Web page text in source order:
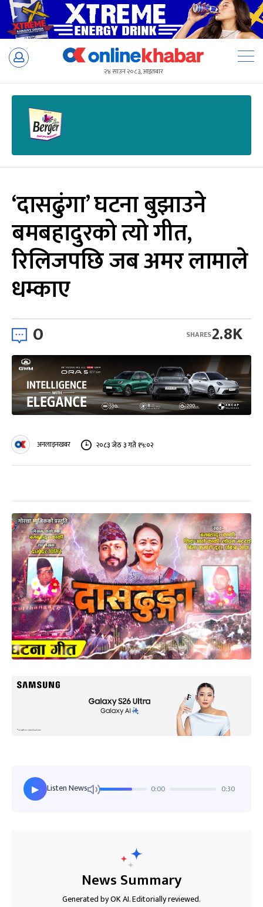
Skip
२४ साउन २०८३, आइतबार
‘दासढुंगा’ घटना बुझाउने
बमबहादुरको त्यो गीत,
रिलिजपछि जब अमर लामाले
धम्काए
0 2.8K
SHARES
अनलाइनखबर २०८३ जेठ ३ गते १५:०२
▶ Listen News 0:00 0:30
News Summary
Generated by OK AI. Editorially reviewed.